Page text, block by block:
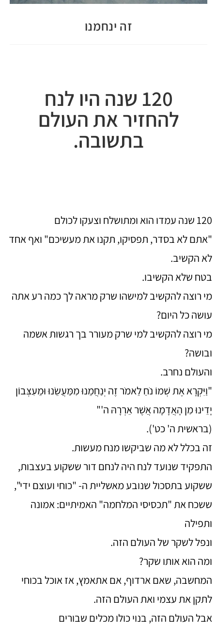
זה ינחמנו
120 שנה היו לנח
להחזיר את העולם
בתשובה.
120 שנה עמדו הוא ומתושלח וצעקו לכולם
"אתם לא בסדר, תפסיקו, תקנו את מעשיכם" ואף אחד
לא הקשיב.
בטח שלא הקשיבו.
מי רוצה להקשיב למישהו שרק מראה לך כמה רע אתה
עושה כל היום?
מי רוצה להקשיב למי שרק מעורר בך רגשות אשמה
ובושה?
והעולם נחרב.
"וַיִּקְרָא אֶת שְׁמוֹ נֹחַ לֵאמֹר זֶה יְנַחֲמֵנוּ מִמַּעֲשֵׂנוּ וּמֵעִצְּבוֹן
יָדֵינוּ מִן הָאֲדָמָה אֲשֶׁר אֵרְרָהּ ה'"
(בראשית ה' כט').
זה בכלל לא מה שביקשו מנח מעשות.
התפקיד שנועד לנח היה לנחם דור ששקוע בעצבות,
ששקוע בתסכול שנובע מאשליית ה- "כוחי ועוצם ידי",
ששכח את "תכסיסי המלחמה" האמיתיים: אמונה
ותפילה
ונפל לשקר של העולם הזה.
ומה הוא אותו שקר?
המחשבה, שאם ארדוף, אם אתאמץ, אז אוכל בכוחי
לתקן את עצמי ואת העולם הזה.
אבל העולם הזה, בנוי כולו מכלים שבורים